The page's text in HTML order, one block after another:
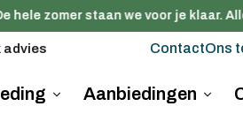
zomer staan we voor je klaar.
advies ContactOns
Aanbiedingen